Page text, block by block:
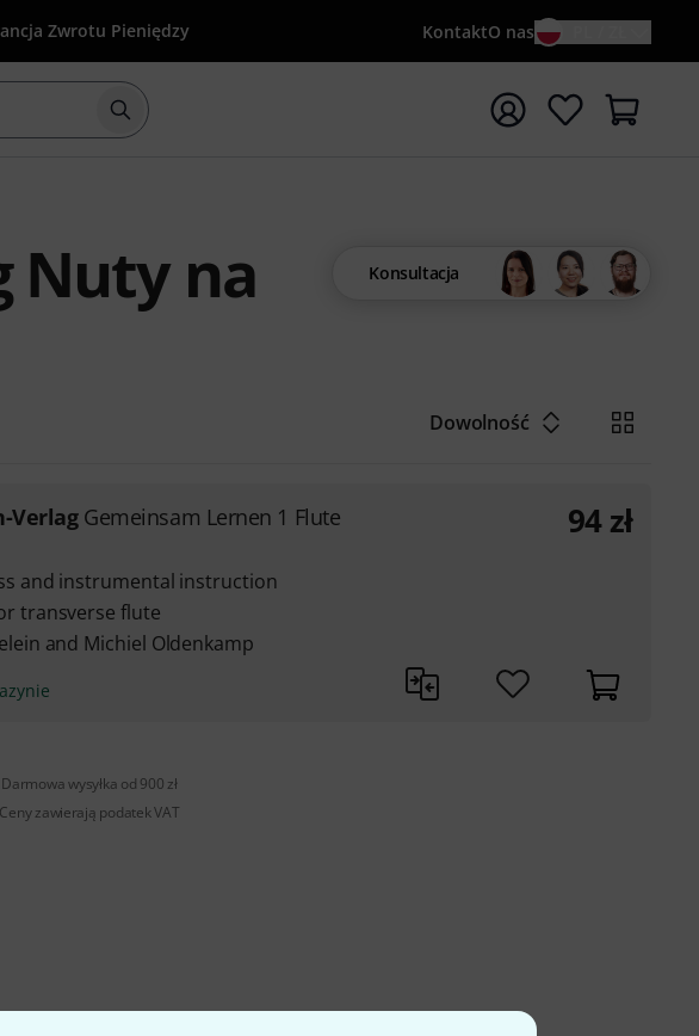
Zwrotu Pieniędzy KontaktO nas
Rozpocznij wyszukiwanie od słowa kluczowego {searchTerm}
Nuty na
Konsultacja
Dowolność
Verlag Gemeinsam Lernen 1 Flute
and instrumental instruction
transverse flute
and Michiel Oldenkamp
94 zł
Darmowa wysyłka od 900 zł
Ceny zawierają podatek VAT